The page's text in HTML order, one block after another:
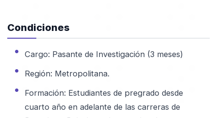
Condiciones
Cargo: Pasante de Investigación (3 meses)
Región: Metropolitana.
Formación: Estudiantes de pregrado desde
cuarto año en adelante de las carreras de